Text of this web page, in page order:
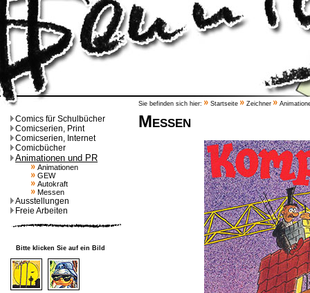
Comics für Schulbücher
Comicserien, Print
Comicserien, Internet
Comicbücher
Animationen und PR
Animationen
GEW
Autokraft
Messen
Ausstellungen
Freie Arbeiten
Bitte klicken Sie auf ein Bild
Sie befinden sich hier: Startseite Zeichner
Messen